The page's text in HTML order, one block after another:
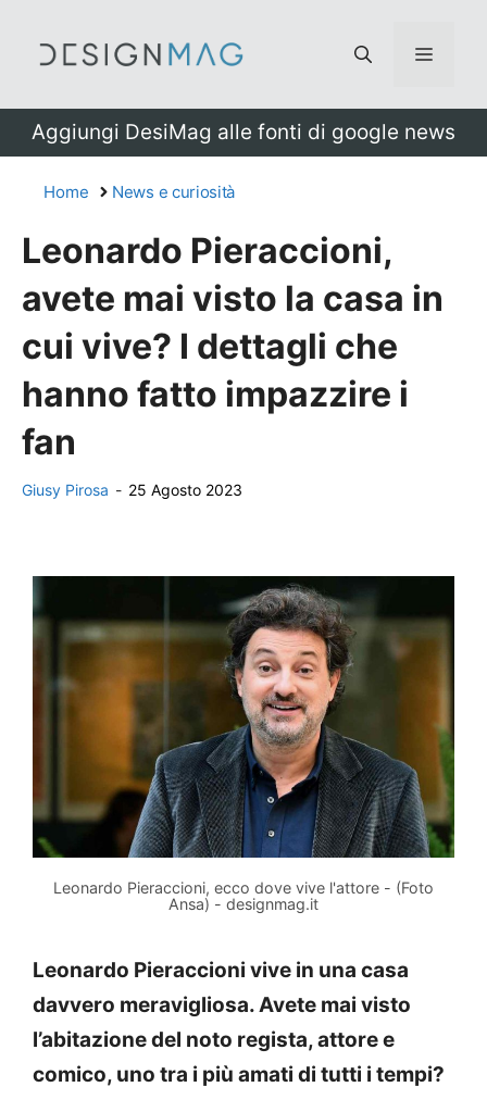
Menu
Aggiungi DesiMag alle fonti di google news
Home News e curiosità
Leonardo Pieraccioni,
avete mai visto la casa in
cui vive? I dettagli che
hanno fatto impazzire i
fan
Giusy Pirosa - 25 Agosto 2023
Leonardo Pieraccioni, ecco dove vive l'attore - (Foto
Ansa) - designmag.it
Leonardo Pieraccioni vive in una casa
davvero meravigliosa. Avete mai visto
l’abitazione del noto regista, attore e
comico, uno tra i più amati di tutti i tempi?